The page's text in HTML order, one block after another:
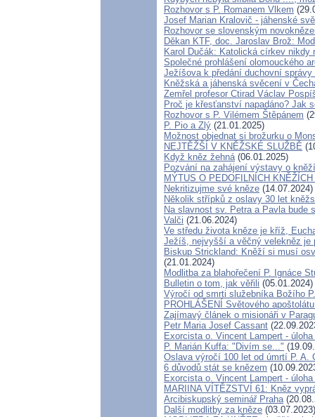
Rozhovor s P. Romanem Vlkem
Josef Marian Kralovič - jáhenské
Rozhovor se slovenským
Děkan KTF, doc. Jaroslav Brož:
Karol Dučák: Katolická církev
Společné prohlášení olomouckého
Ježíšova k předání duchovní
Kněžská a jáhenská svěcení v
Zemřel profesor Ctirad Václav
Proč je křesťanství napadáno? Jak
Rozhovor s P. Vilémem Štěpánem
P. Pio a Zlý (21.01.2025)
Možnost objednat si brožurku o
NEJTĚŽŠÍ V KNĚŽSKÉ SLUŽBĚ
Když kněz žehná(06.01.2025)
Pozvání na zahájení výstavy o
MÝTUS O PEDOFILNÍCH
Nekritizujme své kněze (14.07.2024)
Několik střípků z oslavy 30 let
Na slavnost sv. Petra a Pavla bude
Valči (21.06.2024)
Ve středu života kněze je kříž,
Ježíš, nejvyšší a věčný velekněz je
Biskup Strickland: Kněží si musí
(21.01.2024)
Modlitba za blahořečení P. Ignáce
Bulletin o tom, jak věřili (05.01.2024)
Výročí od smrti služebníka Božího
PROHLÁŠENÍ Světového
Zajímavý článek o misionáři v
Petr Maria Josef Cassant
Exorcista o. Vincent Lampert -
P. Marián Kuffa: "Divím se..."
Oslava výročí 100 let od úmrtí P. A.
6 důvodů stát se knězem
Exorcista o. Vincent Lampert -
MARIINA VÍTĚZSTVÍ 61: Kněz
Arcibiskupský seminář Praha
Další modlitby za kněze (03.07.2023)